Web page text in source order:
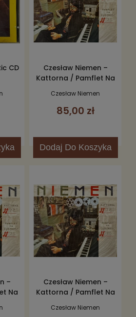
CD
Czesław Niemen –
Kattorna / Pamflet Na
Czesław Niemen
85,00 zł
Dodaj Do Koszyka
–
Na
Czesław Niemen –
Kattorna / Pamflet Na
Czesław Niemen